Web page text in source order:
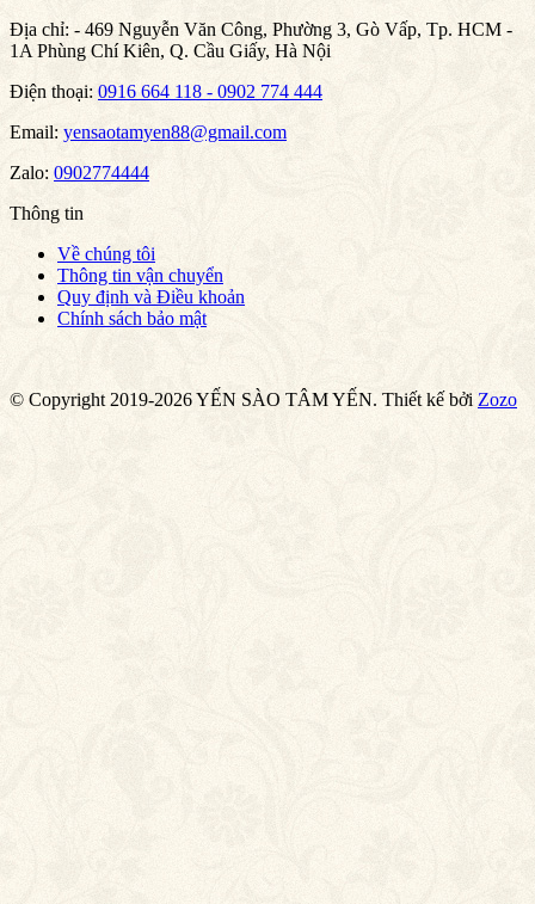
Địa chỉ: - 469 Nguyễn Văn Công, Phường 3, Gò Vấp, Tp. HCM -
1A Phùng Chí Kiên, Q. Cầu Giấy, Hà Nội
Điện thoại: 0916 664 118 - 0902 774 444
Email: yensaotamyen88@gmail.com
Zalo: 0902774444
Thông tin
Về chúng tôi
Thông tin vận chuyển
Quy định và Điều khoản
Chính sách bảo mật
© Copyright 2019-2026 YẾN SÀO TÂM YẾN. Thiết kế bởi Zozo